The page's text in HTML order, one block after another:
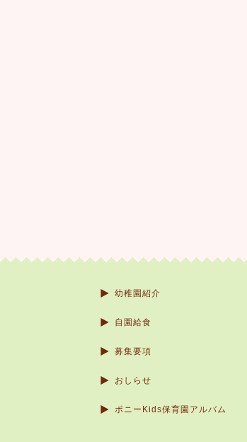
幼稚園紹介
自園給食
募集要項
おしらせ
ポニーKids保育園アルバム